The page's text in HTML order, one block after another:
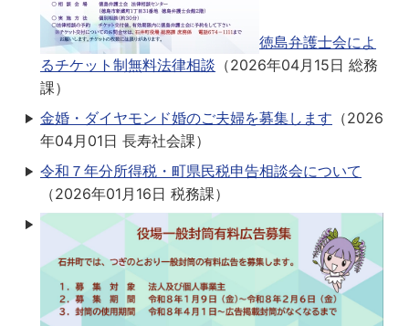
徳島弁護士会によ
るチケット制無料法律相談 （2026年04月15日 総務
課）
金婚・ダイヤモンド婚のご夫婦を募集します （2026
年04月01日 長寿社会課）
令和７年分所得税・町県民税申告相談会について
（2026年01月16日 税務課）